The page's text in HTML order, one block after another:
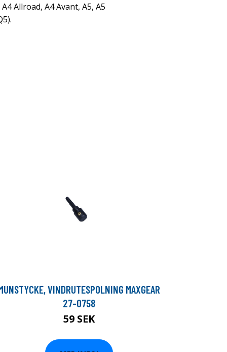
Allroad, A4 Avant, A5, A5
VINDRUTESPOLNING MAXGEAR
27-0758
59 SEK